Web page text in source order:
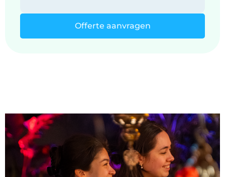
Offerte aanvragen